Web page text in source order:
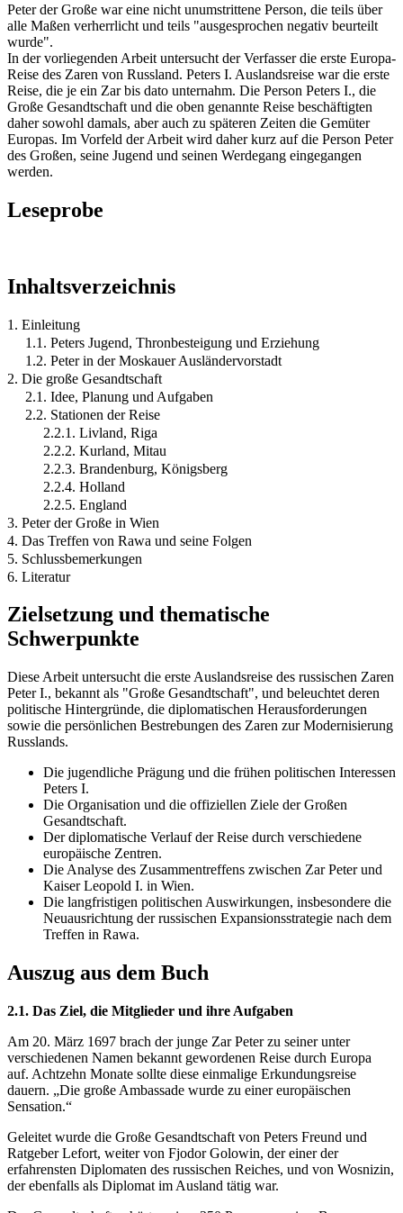
Peter der Große war eine nicht unumstrittene Person, die teils über
alle Maßen verherrlicht und teils "ausgesprochen negativ beurteilt
wurde".
In der vorliegenden Arbeit untersucht der Verfasser die erste Europa-
Reise des Zaren von Russland. Peters I. Auslandsreise war die erste
Reise, die je ein Zar bis dato unternahm. Die Person Peters I., die
Große Gesandtschaft und die oben genannte Reise beschäftigten
daher sowohl damals, aber auch zu späteren Zeiten die Gemüter
Europas. Im Vorfeld der Arbeit wird daher kurz auf die Person Peter
des Großen, seine Jugend und seinen Werdegang eingegangen
werden.
Leseprobe
Inhaltsverzeichnis
1. Einleitung
1.1. Peters Jugend, Thronbesteigung und Erziehung
1.2. Peter in der Moskauer Ausländervorstadt
2. Die große Gesandtschaft
2.1. Idee, Planung und Aufgaben
2.2. Stationen der Reise
2.2.1. Livland, Riga
2.2.2. Kurland, Mitau
2.2.3. Brandenburg, Königsberg
2.2.4. Holland
2.2.5. England
3. Peter der Große in Wien
4. Das Treffen von Rawa und seine Folgen
5. Schlussbemerkungen
6. Literatur
Zielsetzung und thematische
Schwerpunkte
Diese Arbeit untersucht die erste Auslandsreise des russischen Zaren
Peter I., bekannt als "Große Gesandtschaft", und beleuchtet deren
politische Hintergründe, die diplomatischen Herausforderungen
sowie die persönlichen Bestrebungen des Zaren zur Modernisierung
Russlands.
Die jugendliche Prägung und die frühen politischen Interessen
Peters I.
Die Organisation und die offiziellen Ziele der Großen
Gesandtschaft.
Der diplomatische Verlauf der Reise durch verschiedene
europäische Zentren.
Die Analyse des Zusammentreffens zwischen Zar Peter und
Kaiser Leopold I. in Wien.
Die langfristigen politischen Auswirkungen, insbesondere die
Neuausrichtung der russischen Expansionsstrategie nach dem
Treffen in Rawa.
Auszug aus dem Buch
2.1. Das Ziel, die Mitglieder und ihre Aufgaben
Am 20. März 1697 brach der junge Zar Peter zu seiner unter
verschiedenen Namen bekannt gewordenen Reise durch Europa
auf. Achtzehn Monate sollte diese einmalige Erkundungsreise
dauern. „Die große Ambassade wurde zu einer europäischen
Sensation.“
Geleitet wurde die Große Gesandtschaft von Peters Freund und
Ratgeber Lefort, weiter von Fjodor Golowin, der einer der
erfahrensten Diplomaten des russischen Reiches, und von Wosnizin,
der ebenfalls als Diplomat im Ausland tätig war.